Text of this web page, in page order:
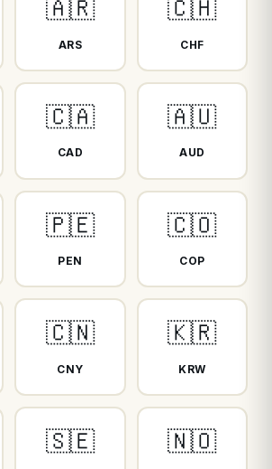
🇦🇷
ARS
🇨🇭
CHF
🇨🇦
CAD
🇦🇺
AUD
🇵🇪
PEN
🇨🇴
COP
🇨🇳
CNY
🇰🇷
KRW
🇸🇪 🇳🇴